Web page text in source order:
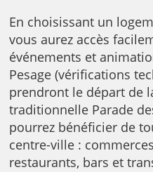
En choisissant un
vous aurez accès
événements et
Pesage (vérifications
prendront le départ de
traditionnelle Parade
pourrez bénéficier de
centre-ville :
restaurants, bars et